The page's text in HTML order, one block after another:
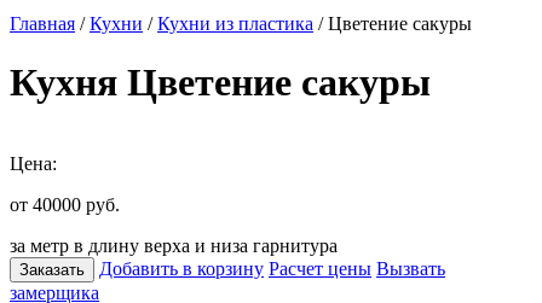
Главная /Кухни /Кухни из пластика / Цветение сакуры
Кухня Цветение сакуры
Цена:
от 40000 руб.
за метр в длину верха и низа гарнитура
Заказать Добавить в корзину Расчет цены Вызвать
замерщика